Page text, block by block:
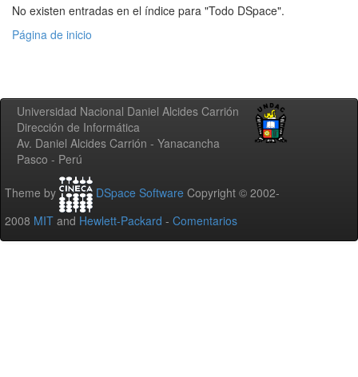
No existen entradas en el índice para "Todo DSpace".
Página de inicio
Universidad Nacional Daniel Alcides Carrión
Dirección de Informática
Av. Daniel Alcides Carrión - Yanacancha
Pasco - Perú
Theme by DSpace Software Copyright © 2002-
2008 MIT and Hewlett-Packard - Comentarios